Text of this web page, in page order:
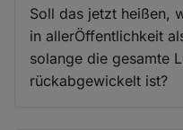
Soll das jetzt heißen,
in allerÖffentlichkeit
solange die gesamte
rückabgewickelt ist?